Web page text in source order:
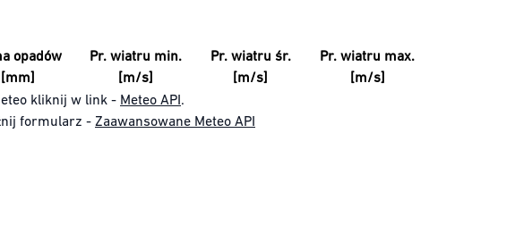
opadów
[mm]
Pr. wiatru min.
[m/s]
Pr. wiatru śr.
[m/s]
Pr. wiatru max.
[m/s]
kliknij w link - Meteo API.
formularz - Zaawansowane Meteo API